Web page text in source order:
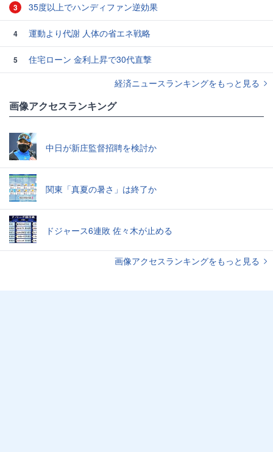
3 35度以上でハンディファン逆効果
4 運動より代謝 人体の省エネ戦略
5
住宅ローン 金利上昇で30代直撃
経済ニュースランキングをもっと見る
画像アクセスランキング
中日が新庄監督招聘を検討か
関東「真夏の暑さ」は終了か
ドジャース6連敗 佐々木が止める
画像アクセスランキングをもっと見る